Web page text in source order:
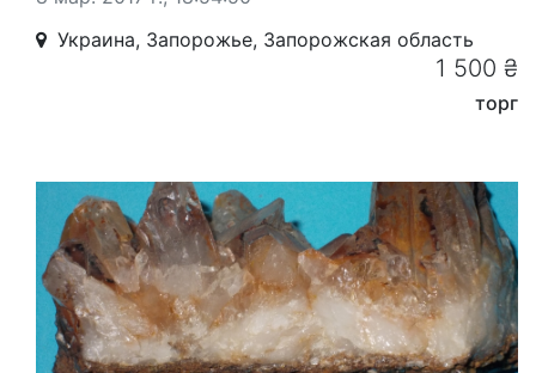
Украина, Запорожье, Запорожская область
1 500 ₴
торг